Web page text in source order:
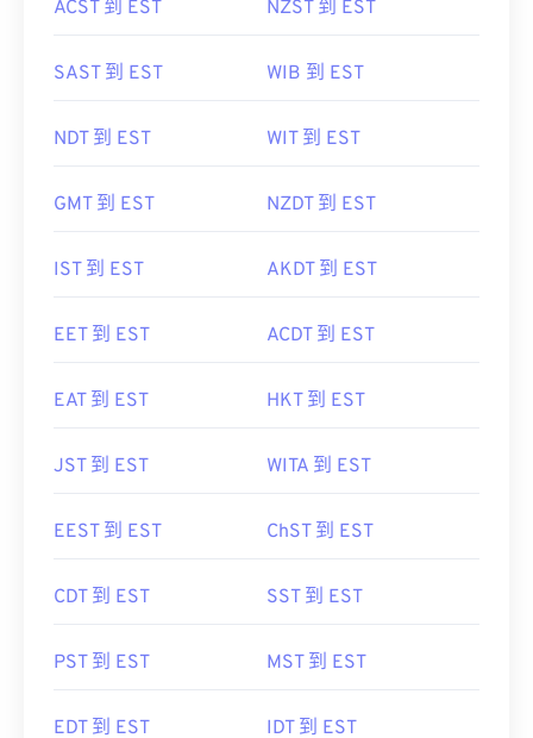
ACST 到 EST NZST 到 EST
SAST 到 EST WIB 到 EST
NDT 到 EST WIT 到 EST
GMT 到 EST NZDT 到 EST
IST 到 EST AKDT 到 EST
EET 到 EST ACDT 到 EST
EAT 到 EST HKT 到 EST
JST 到 EST WITA 到 EST
EEST 到 EST ChST 到 EST
CDT 到 EST SST 到 EST
PST 到 EST MST 到 EST
EDT 到 EST IDT 到 EST